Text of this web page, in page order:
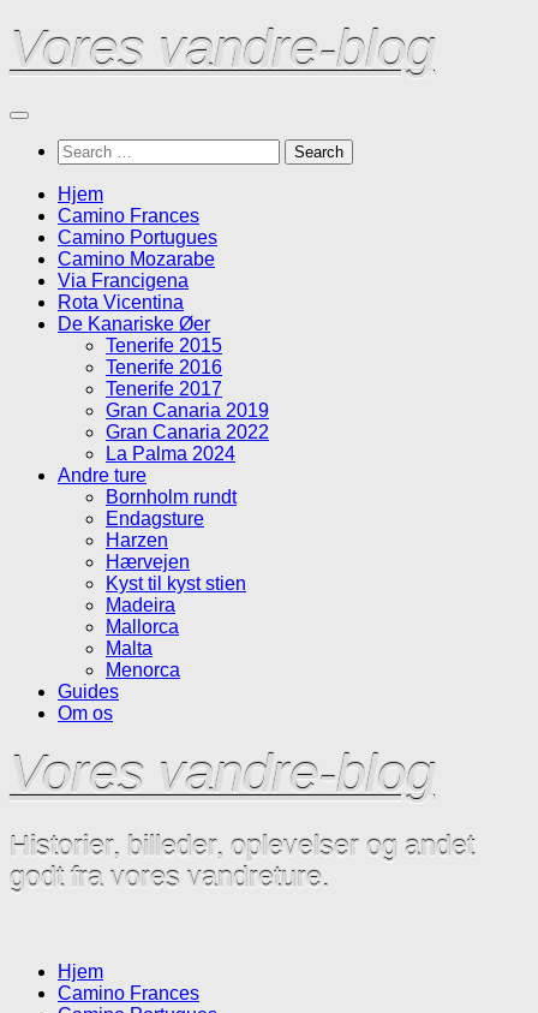
Skip
to
content
Vores vandre-blog
Search
for:
Hjem
Camino Frances
Camino Portugues
Camino Mozarabe
Via Francigena
Rota Vicentina
De Kanariske Øer
Tenerife 2015
Tenerife 2016
Tenerife 2017
Gran Canaria 2019
Gran Canaria 2022
La Palma 2024
Andre ture
Bornholm rundt
Endagsture
Harzen
Hærvejen
Kyst til kyst stien
Madeira
Mallorca
Malta
Menorca
Guides
Om os
Vores vandre-blog
Historier, billeder, oplevelser og andet
godt fra vores vandreture.
Hjem
Camino Frances